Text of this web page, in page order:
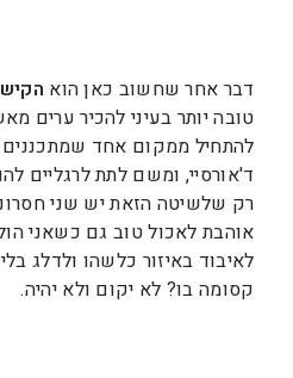
דבר אחר שחשוב כאן הוא
טובה יותר בעיני להכיר ערים
להתחיל ממקום אחד
ד'אורסיי, ומשם לתת לרגליים
רק שלשיטה הזאת יש שני
אוהבת לאכול טוב גם כשאני
לאיבוד באיזור כלשהו ולדלג
קסומה בו? לא יקום ולא יהיה.